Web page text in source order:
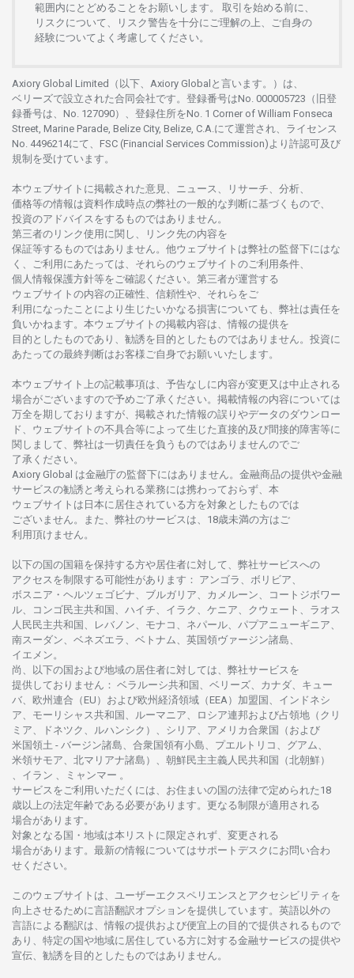
範囲内にとどめることをお願いします 。 取引を始める前に、
リスクについて、
リスク警告を十分に ご理解の 上、 ご自身の
経験について よく 考慮してください。
Axiory Global Limited（以下、Axiory Globalと言います。）は、
ベリーズで設立さ れた合同会社です。 登録番号はNo. 000005723（旧登
録番号は、No. 127090）、 登録住所をNo. 1 Corner of William Fonseca
Street, Marine Parade, Belize City, Belize, C.A.にて運営さ れ、 ライセンス
No. 4496214にて、FSC (Financial Services Commission)より 許認可及び
規制を受けています。
本ウェブサイトに掲載さ れた意見、ニュース、リサーチ、分析、
価格等の情報は資料作成時点の弊社の一般的な判断に基づくもので、
投資のアドバイスをするものではありません。
第三者の リンク使用に関し、 リンク先の内容を
保証等するものではありません。 他ウェブサイトは弊社の監督下にはな
く、
ご利用に あたっては、 それらのウェブサイトの ご利用条件、
個人情報保護方針等を ご確認ください。 第三者が運営する
ウェブサイトの内容の正確性、信頼性や、それらをご
利用になったことにより 生じたいかなる損害についても、 弊社は責任を
負いかね ます。 本ウェブサイトの掲載内容は、 情報の提供を
目的としたものであり、 勧誘を 目的としたものではありません。 投資に
あたっての最終判断はお客様ご自身でお願いいたします。
本ウェブサイト 上の記載事項は、 予告なしに 内容が変更又は中止さ れる
場合がございますので予めご了承ください。 掲載情報の内容については
万全を期しておりますが、 掲載さ れた情報の誤りやデータのダウンロー
ド、 ウェブサイトの不具合等に よって生じた 直接的及び間接的障害等に
関し まして、 弊社は一切責任を負うものではありませんのでご
了承ください。
Axiory Global は金融庁の監督下にはありません。 金融商品の提供や金融
サービスの勧誘と 考えられる業務には携わっておらず、 本
ウェブサイトは 日本に 居住さ れている方を対象としたものでは
ございません。
また、 弊社のサービスは、18歳未満の方は ご
利用頂けません 。
以下の国の国籍を保持する方や居住者に対して、 弊社サービスへの
アクセスを制限する可能性があります ： アンゴラ、ボリビア、
ボスニア ・ ヘルツェゴビナ、ブルガリア、カメルーン、コートジボワー
ル、
コンゴ民主共和国、ハイチ、イラク、ケニア、クウェート、 ラオス
人民民主共和国、レバノン、モナコ、ネパール、パプアニューギニア、
南スーダン、ベネズエラ、ベトナム、 英国領ヴァージン諸島、
イエメン。
尚、 以下の国および地域の居住者に対しては、 弊社サービスを
提供しておりません ： ベラルーシ共和国、ベリーズ、カナダ、キュー
バ、 欧州連合 （EU） および欧州経済領域 （EEA）加盟国、インドネシ
ア、 モーリシャス共和国、ルーマニア、 ロシア連邦および占領地 （クリ
ミア、ドネツク、ルハンシク）、シリア、 アメリカ合衆国 （および
米国領土 - バージン諸島、合衆国領有小島、プエルトリコ、グアム、
米領サモア、 北マリアナ諸島）、 朝鮮民主主義人民共和国 （北朝鮮）
、イラン 、ミャンマー 。
サービスを ご利用いただくには、お住まいの国の法律で定められた 18
歳以上の法定年齢である必要があります。 更なる制限が適用さ れる
場合があります。
対象となる国 ・ 地域は本 リストに限定さ れず、 変更さ れる
場合があります。 最新の情報についてはサポートデスクに お問い合わ
せくださ い。
このウェブサイトは、 ユーザーエクスペリエンスと アクセシビリティを
向上さ せるために言語翻訳オプションを提供しています。 英語以外の
言語に よる翻訳は、 情報の提供および便宜上の目的で提供さ れるもので
あり、 特定の国や地域に 居住している方に対する金融サービスの提供や
宣伝、 勧誘を 目的としたものではありません。